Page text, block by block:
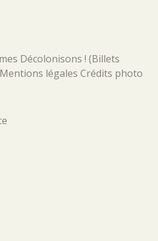
Décolonisons ! (Billets
Mentions légales Crédits photo